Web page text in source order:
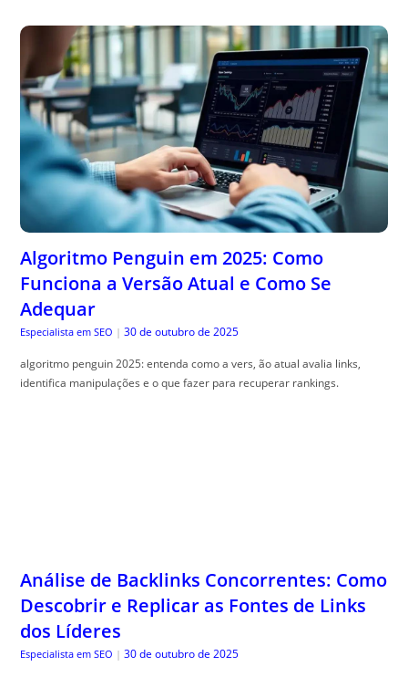
Algoritmo Penguin em 2025: Como
Funciona a Versão Atual e Como Se
Adequar
Especialista em SEO | 30 de outubro de 2025
algoritmo penguin 2025: entenda como a vers, ão atual avalia links,
identifica manipulações e o que fazer para recuperar rankings.
Análise de Backlinks Concorrentes: Como
Descobrir e Replicar as Fontes de Links
dos Líderes
Especialista em SEO | 30 de outubro de 2025